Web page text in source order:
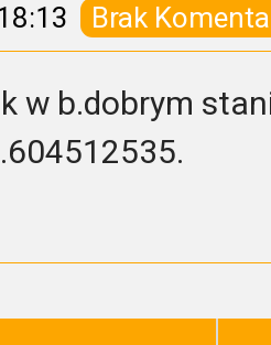
Brak
w b.dobrym